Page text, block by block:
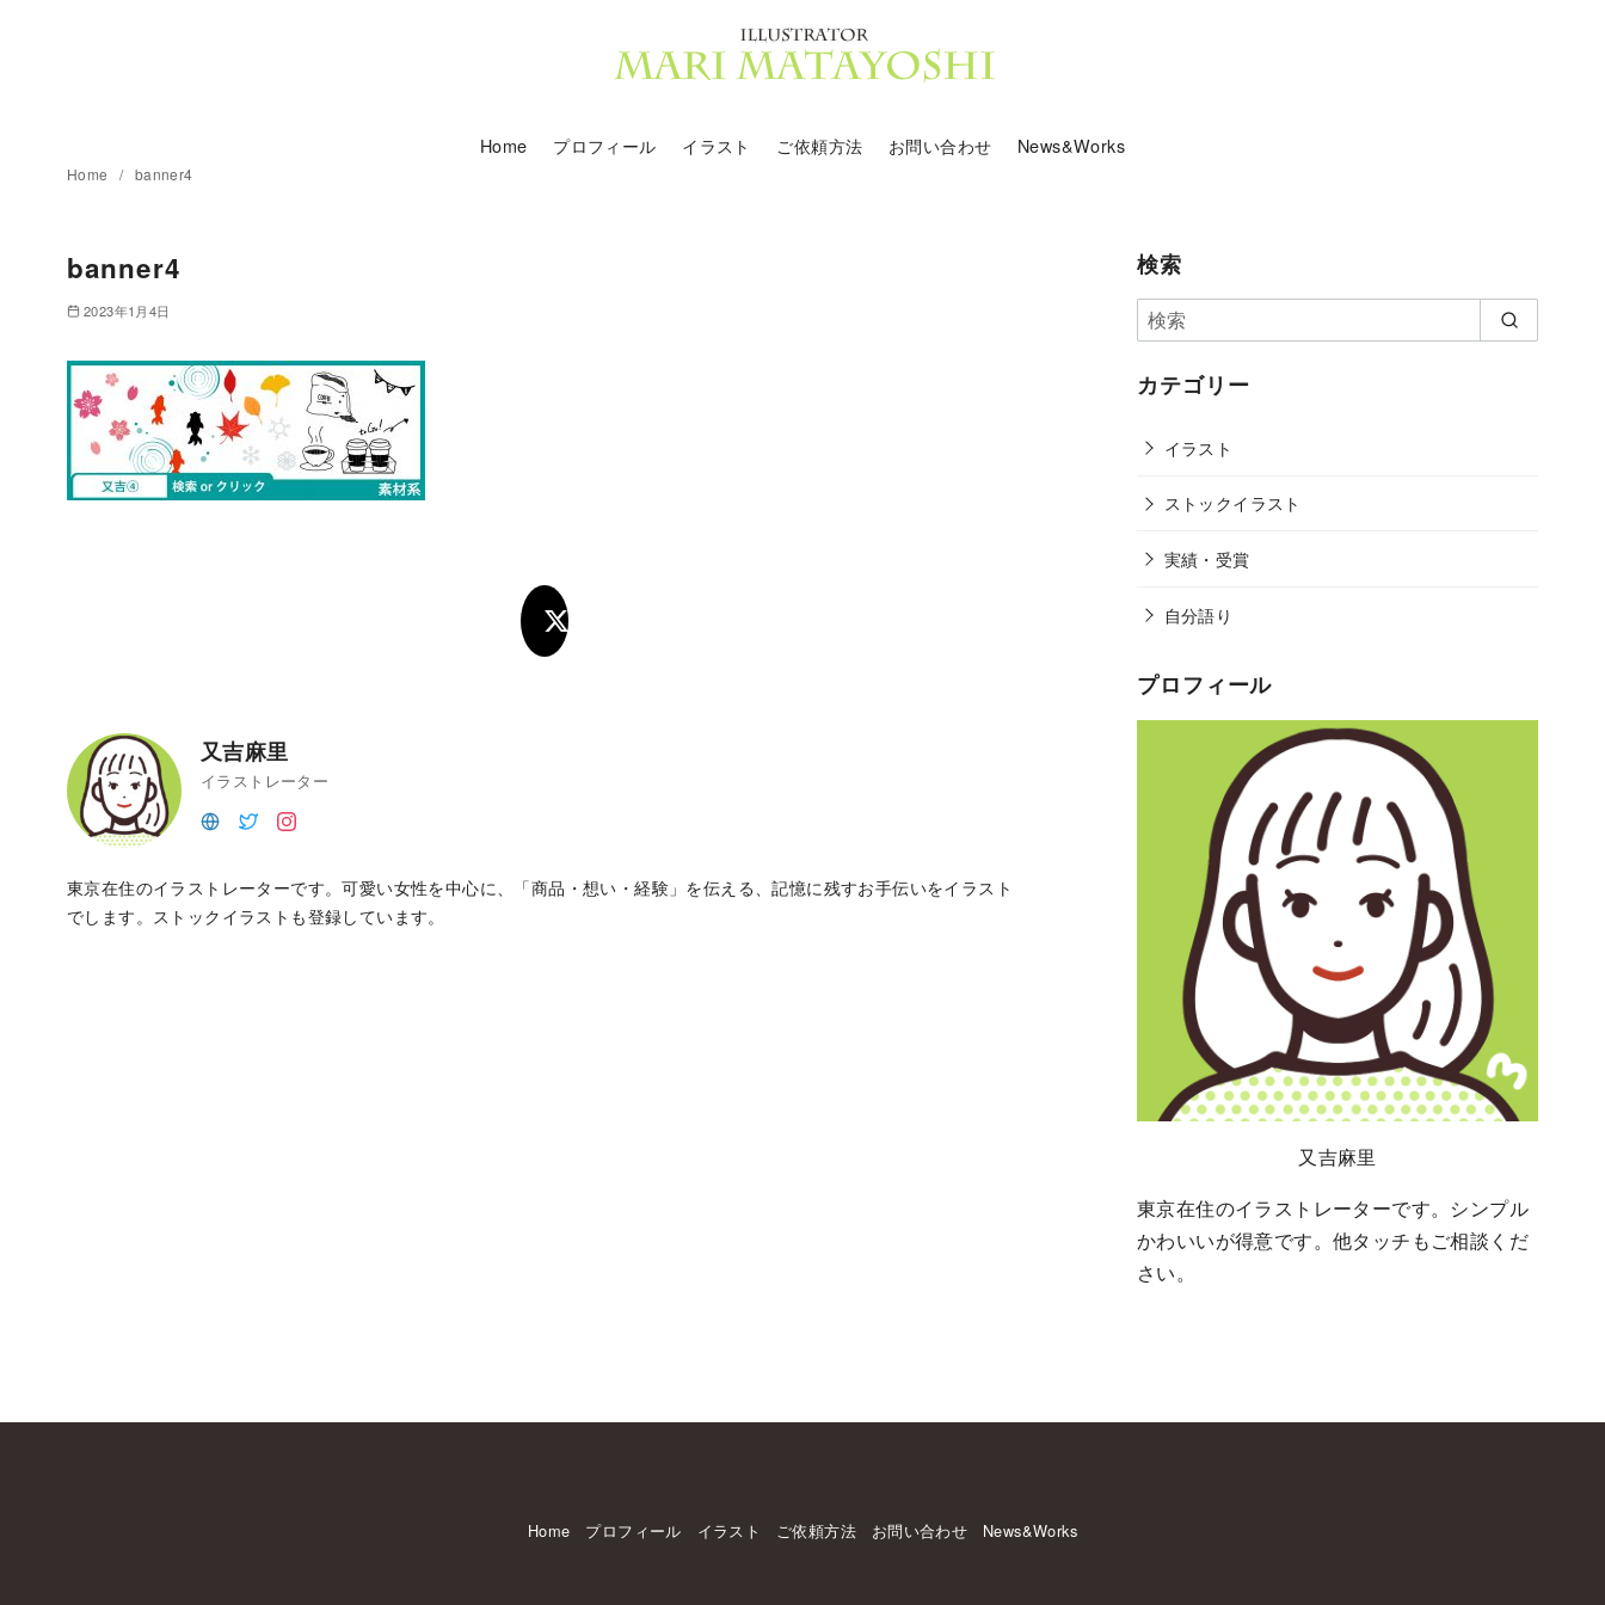
Home プロフィール イラスト ご依頼方法 お問い合わせ News&Works
Home banner4
banner4
2023年1月4日
又吉麻里
イラストレーター
東京在住のイラストレーターです。可愛い女性を中心に、「商品・想い・経験」を伝える、記憶に残すお手伝いをイラスト
でします。ストックイラストも登録しています。
検索
カテゴリー
イラスト
ストックイラスト
実績・受賞
自分語り
プロフィール
又吉麻里
東京在住のイラストレーターです。シンプル
かわいいが得意です。他タッチもご相談くだ
さい。
Home プロフィール イラスト ご依頼方法 お問い合わせ News&Works